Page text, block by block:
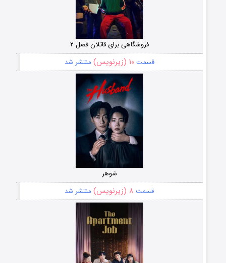
فروشگاهی برای قاتلان فصل ۲
قسمت۱۰ (زیرنویس) منتشر شد
شوهر
قسمت ۸ (زیرنویس) منتشر شد